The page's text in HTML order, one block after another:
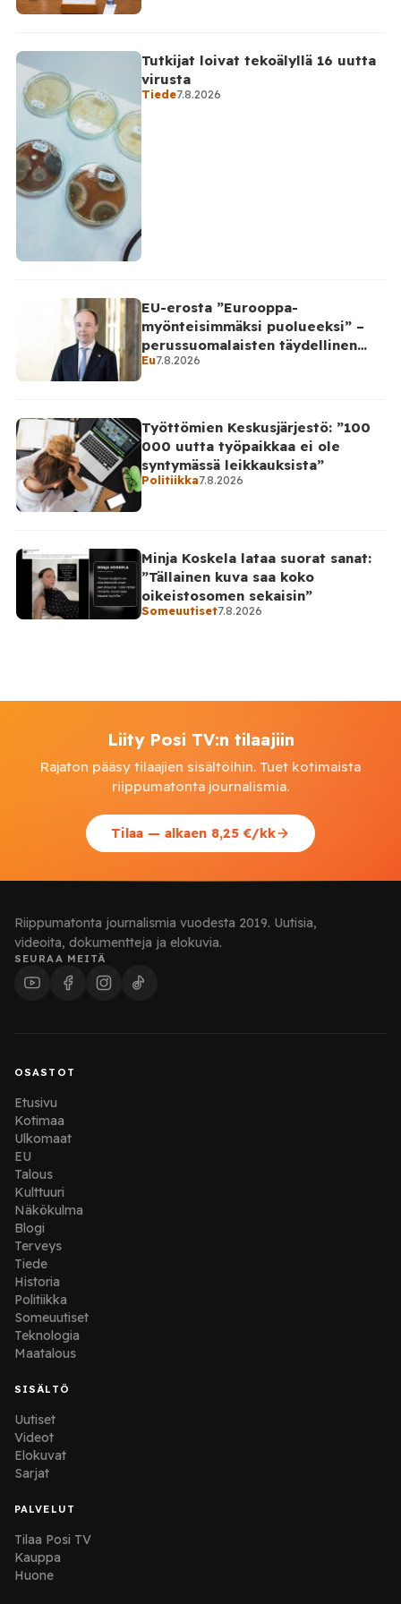
Tutkijat loivat tekoälyllä 16 uutta
virusta
Tiede7.8.2026
EU-erosta ”Eurooppa-
myönteisimmäksi puolueeksi” –
perussuomalaisten täydellinen
takinkääntö
Eu7.8.2026
Työttömien Keskusjärjestö: ”100
000 uutta työpaikkaa ei ole
syntymässä leikkauksista”
Politiikka7.8.2026
Minja Koskela lataa suorat sanat:
”Tällainen kuva saa koko
oikeistosomen sekaisin”
Someuutiset7.8.2026
Liity Posi TV:n tilaajiin
Rajaton pääsy tilaajien sisältöihin. Tuet kotimaista
riippumatonta journalismia.
Tilaa — alkaen 8,25 €/kk
Riippumatonta journalismia vuodesta 2019. Uutisia,
videoita, dokumentteja ja elokuvia.
SEURAA MEITÄ
OSASTOT
Etusivu
Kotimaa
Ulkomaat
EU
Talous
Kulttuuri
Näkökulma
Blogi
Terveys
Tiede
Historia
Politiikka
Someuutiset
Teknologia
Maatalous
SISÄLTÖ
Uutiset
Videot
Elokuvat
Sarjat
PALVELUT
Tilaa Posi TV
Kauppa
Huone